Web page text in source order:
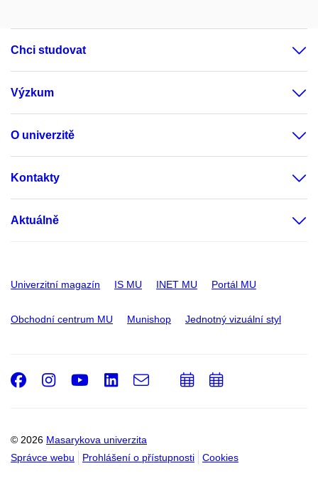
Chci studovat
Výzkum
O univerzitě
Kontakty
Aktuálně
Univerzitní magazín IS MU INET MU Portál MU
Obchodní centrum MU Munishop Jednotný vizuální styl
© 2026 Masarykova univerzita
Správce webu
Prohlášení o přístupnosti Cookies
Facebook
Instagram
Youtube
LinkedIn
e-
PřidatPřidat